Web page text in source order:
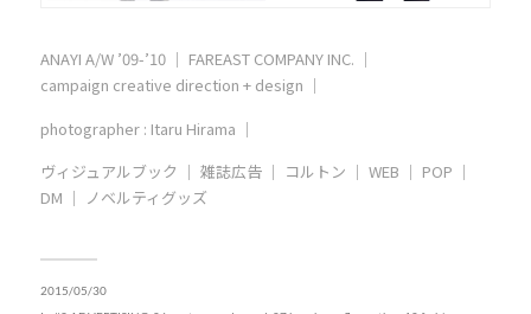
ANAYI A/W ’09-’10 ｜ FAREAST COMPANY INC. ｜
campaign creative direction + design ｜
photographer : Itaru Hirama ｜
ヴィジュアルブック ｜ 雑誌広告 ｜ コルトン ｜ WEB ｜ POP ｜
DM ｜ ノベルティグッズ
2015/05/30